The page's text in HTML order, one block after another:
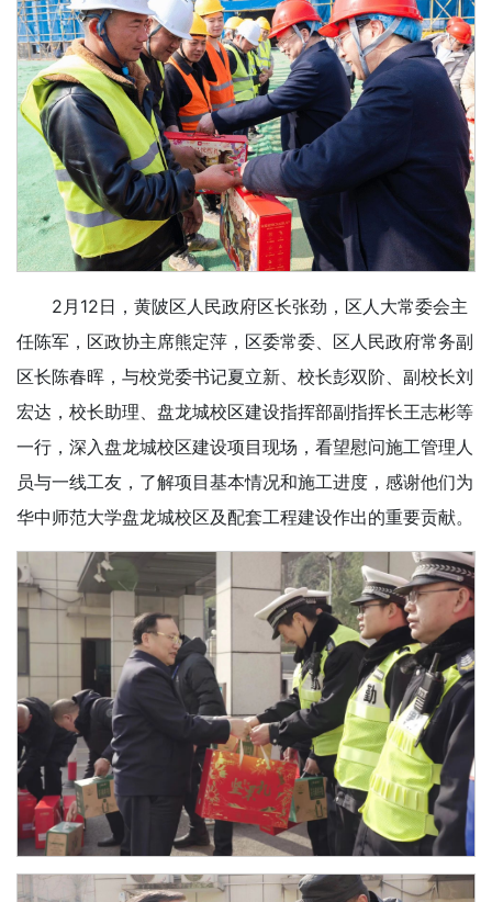
2月12日，黄陂区人民政府区长张劲，区人大常委会主
任陈军，区政协主席熊定萍，区委常委、区人民政府常务副
区长陈春晖，与校党委书记夏立新、校长彭双阶、副校长刘
宏达，校长助理、盘龙城校区建设指挥部副指挥长王志彬等
一行，深入盘龙城校区建设项目现场，看望慰问施工管理人
员与一线工友，了解项目基本情况和施工进度，感谢他们为
华中师范大学盘龙城校区及配套工程建设作出的重要贡献。